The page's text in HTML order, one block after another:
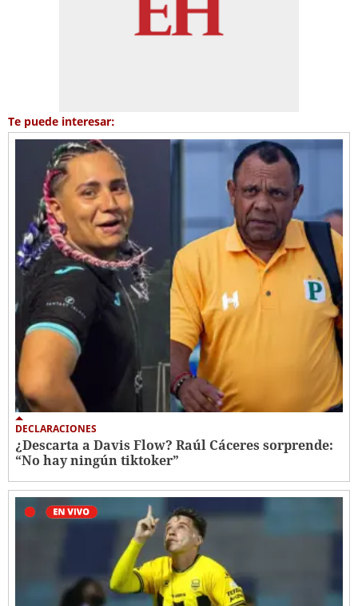
Te puede interesar:
DECLARACIONES
¿Descarta a Davis Flow? Raúl Cáceres sorprende:
“No hay ningún tiktoker”